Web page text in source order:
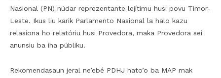
Nasional (PN) núdar reprezentante lejítimu husi povu Timor-
Leste. Ikus liu karik Parlamento Nasional la halo kazu
relasiona ho relatóriu husi Provedora, maka Provedora sei
anunsiu ba iha públiku.
Rekomendasaun jeral ne’ebé PDHJ hato’o ba MAP mak